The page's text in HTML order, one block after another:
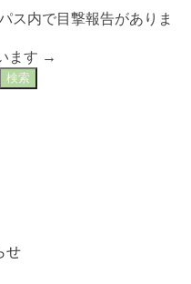
ス内で目撃報告がありま
ます →
せ